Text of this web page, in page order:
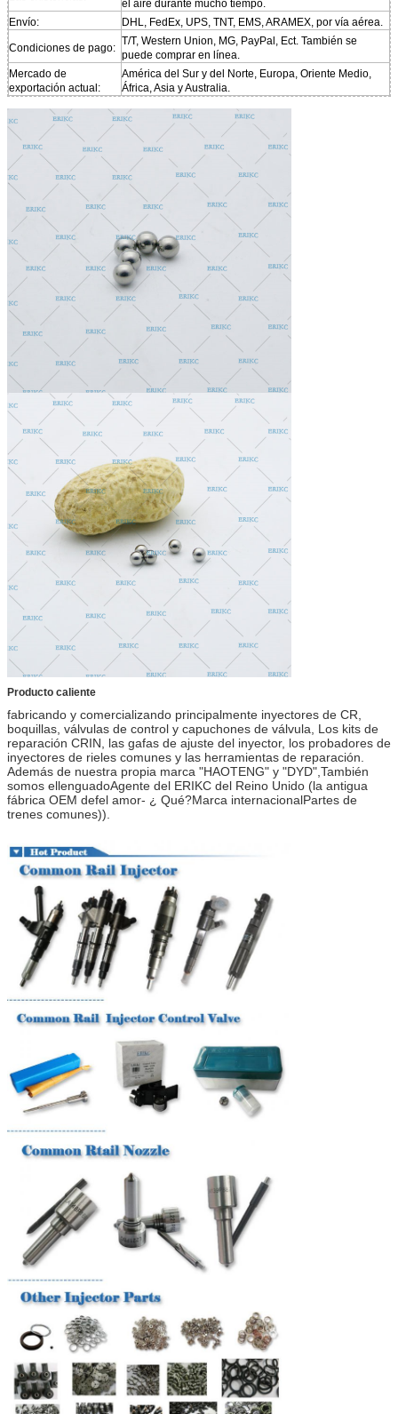
el aire durante mucho tiempo.
Envío:
DHL, FedEx, UPS, TNT, EMS, ARAMEX, por vía aérea.
Condiciones de pago:
T/T, Western Union, MG, PayPal, Ect. También se
puede comprar en línea.
Mercado de
exportación actual:
América del Sur y del Norte, Europa, Oriente Medio,
África, Asia y Australia.
Producto caliente
fabricando y comercializando principalmente inyectores de CR,
boquillas, válvulas de control y capuchones de válvula
Los kits de
reparación CRIN, las gafas de ajuste del inyector, los probadores de
inyectores de rieles comunes y las herramientas de reparación.
Además de nuestra propia marca "HAOTENG" y "DYD", También
somos ellenguadoAgente del ERIKC del Reino Unido (la antigua
fábrica OEM defel amor- ¿ Qué?Marca internacionalPartes de
trenes comunes)).